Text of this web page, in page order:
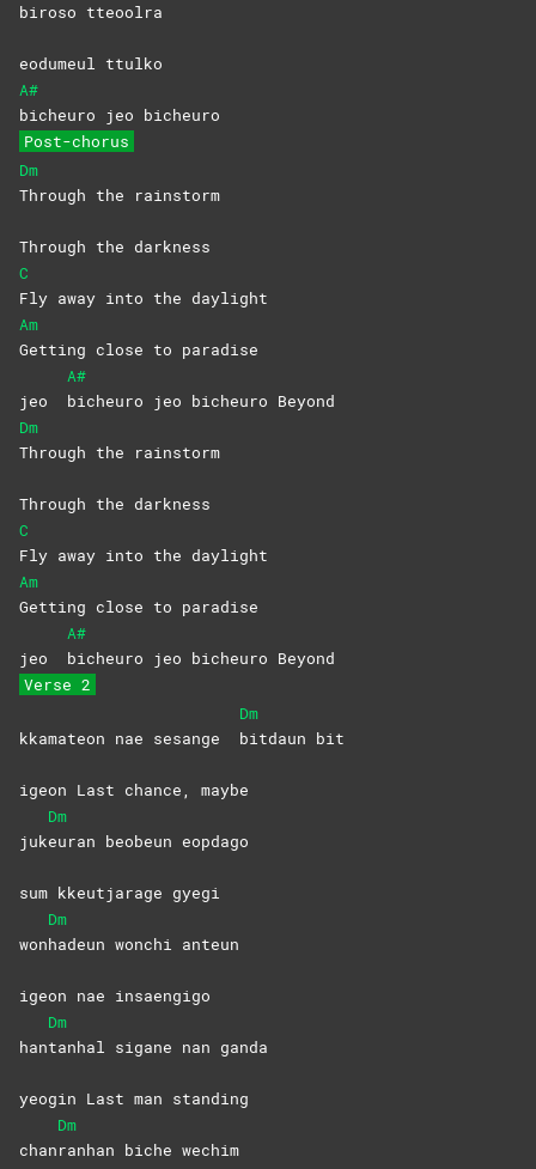
biroso tteoolra
eodumeul ttulko
A#
bicheuro jeo bicheuro
Post-chorus
Dm
Through the rainstorm
Through the darkness
C
Fly away into the daylight
Am
Getting close to paradise
jeo
A#
bicheuro jeo bicheuro Beyond
Dm
Through the rainstorm
Through the darkness
C
Fly away into the daylight
Am
Getting close to paradise
jeo
A#
bicheuro jeo bicheuro Beyond
Verse 2
kkamateon nae sesange
Dm
bitdaun bit
igeon Last chance, maybe
juk
Dm
euran beobeun eopdago
sum kkeutjarage gyegi
won
Dm
hadeun wonchi anteun
igeon nae insaengigo
han
Dm
tanhal sigane nan ganda
yeogin Last man standing
chan
Dm
ranhan biche wechim